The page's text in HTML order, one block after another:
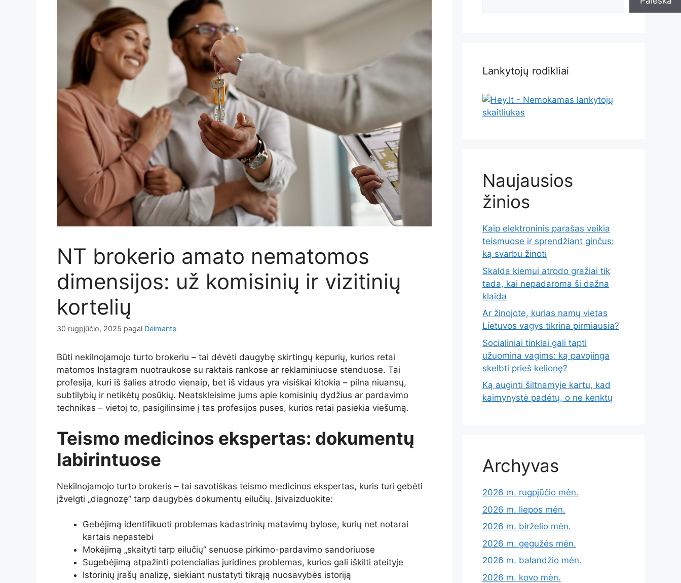
NT brokerio amato nematomos
dimensijos: už komisinių ir vizitinių
kortelių
30 rugpjūčio, 2025 pagal Deimante
Būti nekilnojamojo turto brokeriu – tai dėvėti daugybę skirtingų kepurių, kurios retai
matomos Instagram nuotraukose su raktais rankose ar reklaminiuose stenduose. Tai
profesija, kuri iš šalies atrodo vienaip, bet iš vidaus yra visiškai kitokia – pilna niuansų,
subtilybių ir netikėtų posūkių. Neatskleisime jums apie komisinių dydžius ar pardavimo
technikas – vietoj to, pasigilinsime į tas profesijos puses, kurios retai pasiekia viešumą.
Teismo medicinos ekspertas: dokumentų
labirintuose
Nekilnojamojo turto brokeris – tai savotiškas teismo medicinos ekspertas, kuris turi gebėti
įžvelgti „diagnozę” tarp daugybės dokumentų eilučių. Įsivaizduokite:
Gebėjimą identifikuoti problemas kadastrinių matavimų bylose, kurių net notarai
kartais nepastebi
Mokėjimą „skaityti tarp eilučių” senuose pirkimo-pardavimo sandoriuose
Sugebėjimą atpažinti potencialias juridines problemas, kurios gali iškilti ateityje
Istorinių įrašų analizę, siekiant nustatyti tikrąją nuosavybės istoriją
Lankytojų rodikliai
Naujausios
žinios
Kaip elektroninis parašas veikia
teismuose ir sprendžiant ginčus:
ką svarbu žinoti
Skalda kiemui atrodo gražiai tik
tada, kai nepadaroma ši dažna
klaida
Ar žinojote, kurias namų vietas
Lietuvos vagys tikrina pirmiausia?
Socialiniai tinklai gali tapti
užuomina vagims: ką pavojinga
skelbti prieš kelionę?
Ką auginti šiltnamyje kartu, kad
kaimynystė padėtų, o ne kenktų
Archyvas
2026 m. rugpjūčio mėn.
2026 m. liepos mėn.
2026 m. birželio mėn.
2026 m. gegužės mėn.
2026 m. balandžio mėn.
2026 m. kovo mėn.